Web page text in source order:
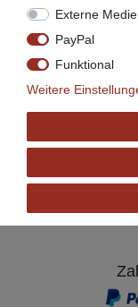
Externe
PayPal
Funktional
Weitere